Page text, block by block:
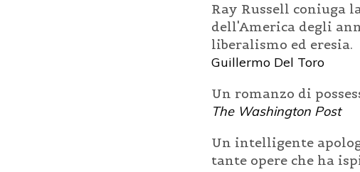
Ray Russell coniuga
dell'America degli
liberalismo ed eresia.
Guillermo Del Toro
Un romanzo di
The Washington Post
Un intelligente
tante opere che ha